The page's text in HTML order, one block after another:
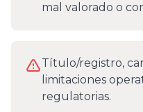
mal valorado o
Título/registro,
limitaciones
regulatorias.